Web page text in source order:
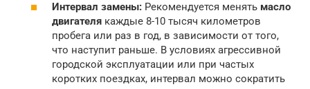
Интервал замены: Рекомендуется менять масло
двигателя каждые 8-10 тысяч километров
пробега или раз в год, в зависимости от того,
что наступит раньше. В условиях агрессивной
городской эксплуатации или при частых
коротких поездках, интервал можно сократить